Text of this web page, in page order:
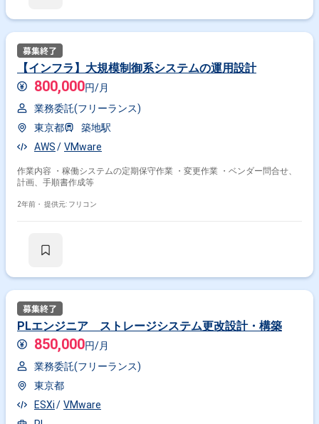
【インフラ】大規模制御系システムの運用設計
800,000円/月
業務委託(フリーランス)
東京都
築地駅
AWS
VMware
作業内容 ・稼働システムの定期保守作業 ・変更作業 ・ベンダー問合せ、
計画、手順書作成等
2年前・ 提供元: フリコン
PLエンジニア ストレージシステム更改設計・構築
850,000円/月
業務委託(フリーランス)
東京都
ESXi
VMware